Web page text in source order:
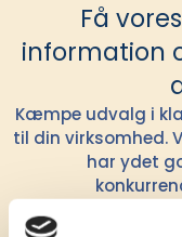
Få
information
Kæmpe udvalg i
til din virksomhed.
har ydet